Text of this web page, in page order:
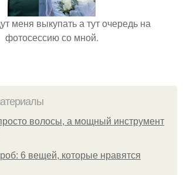
меня выкупать а тут очередь на
фотосессию со мной.
волосы, а мощный инструмент
6 вещей, которые нравятся